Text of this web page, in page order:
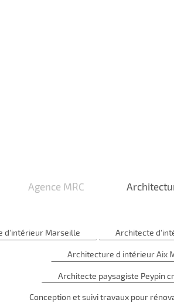
Agence MRC
d'intérieur Marseille Architecte
Architecture d intérieur Aix
Architecte paysagiste Peypin
Conception et suivi travaux pour